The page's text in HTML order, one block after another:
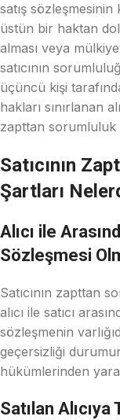
satış
üstün bir haktan
alması veya mülkiyet
satıcının
üçüncü kişi
hakları sınırlanan
zapttan sorumluluk
Satıcının
Şartları
Alıcı ile
Sözleşmesi
Satıcının zapttan
alıcı ile satıcı
sözleşmenin
geçersizliği
hükümlerinden
Satılan